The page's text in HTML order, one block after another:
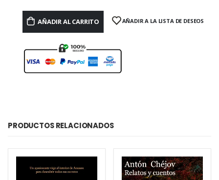
AÑADIR AL CARRITO AÑADIR A LA LISTA DE DESEOS
PRODUCTOS RELACIONADOS